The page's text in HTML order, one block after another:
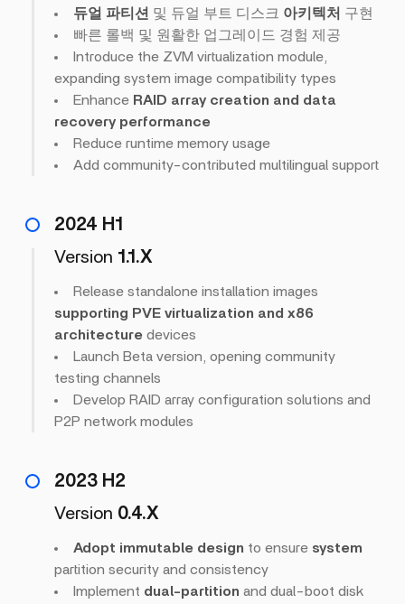
듀얼 파티션 및 듀얼 부트 디스크 아키텍처 구현
빠른 롤백 및 원활한 업그레이드 경험 제공
Introduce the ZVM virtualization module,
expanding system image compatibility types
Enhance RAID array creation and data
recovery performance
Reduce runtime memory usage
Add community-contributed multilingual support
2024 H1
Version 1.1.X
Release standalone installation images
supporting PVE virtualization and x86
architecture devices
Launch Beta version, opening community
testing channels
Develop RAID array configuration solutions and
P2P network modules
2023 H2
Version 0.4.X
Adopt immutable design to ensure system
partition security and consistency
Implement dual-partition and dual-boot disk